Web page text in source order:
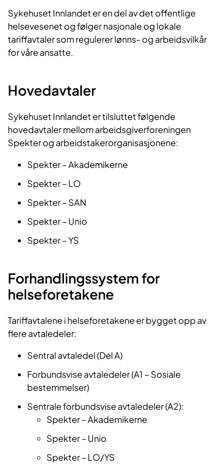
Sykehuset Innlandet er en del av det offentlige
helsevesenet og følger nasjonale og lokale
tariffavtaler som regulerer lønns- og arbeidsvilkår
for våre ansatte.
Hovedavtaler
Sykehuset Innlandet er tilsluttet følgende
hovedavtaler mellom arbeidsgiverforeningen
Spekter og arbeidstakerorganisasjonene:
Spekter – Akademikerne
Spekter – LO
Spekter – SAN
Spekter – Unio
Spekter – YS
Forhandlingssystem for
helseforetakene
Tariffavtalene i helseforetakene er bygget opp av
flere avtaledeler:
Sentral avtaledel (Del A)
Forbundsvise avtaledeler (A1 – Sosiale
bestemmelser)
Sentrale forbundsvise avtaledeler (A2):
Spekter – Akademikerne
Spekter – Unio
Spekter – LO/YS